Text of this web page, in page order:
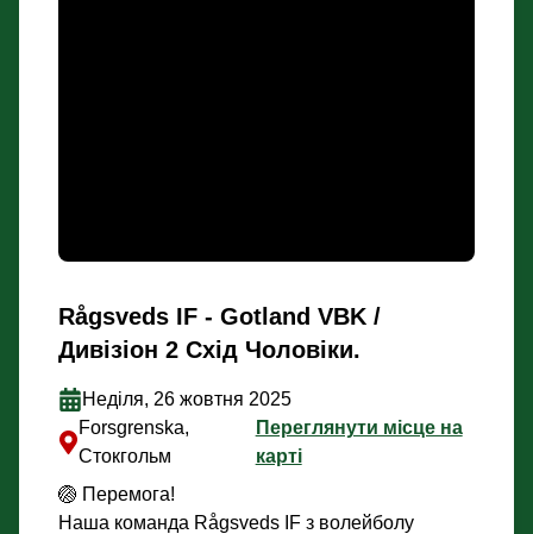
Rågsveds IF - Gotland VBK /
Дивізіон 2 Схід Чоловіки.
Неділя, 26 жовтня 2025
Forsgrenska,
Стокгольм
Переглянути місце на
карті
🏐 Перемога!
Наша команда Rågsveds IF з волейболу